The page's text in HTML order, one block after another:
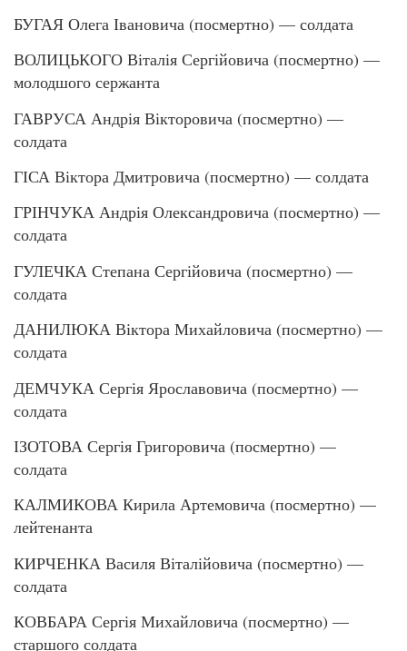
БУГАЯ Олега Івановича (посмертно) — солдата
ВОЛИЦЬКОГО Віталія Сергійовича (посмертно) —
молодшого сержанта
ГАВРУСА Андрія Вікторовича (посмертно) —
солдата
ГІСА Віктора Дмитровича (посмертно) — солдата
ГРІНЧУКА Андрія Олександровича (посмертно) —
солдата
ГУЛЕЧКА Степана Сергійовича (посмертно) —
солдата
ДАНИЛЮКА Віктора Михайловича (посмертно) —
солдата
ДЕМЧУКА Сергія Ярославовича (посмертно) —
солдата
ІЗОТОВА Сергія Григоровича (посмертно) —
солдата
КАЛМИКОВА Кирила Артемовича (посмертно) —
лейтенанта
КИРЧЕНКА Василя Віталійовича (посмертно) —
солдата
КОВБАРА Сергія Михайловича (посмертно) —
старшого солдата